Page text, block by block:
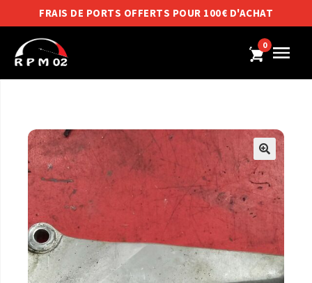
FRAIS DE PORTS OFFERTS POUR 100€ D'ACHAT
0